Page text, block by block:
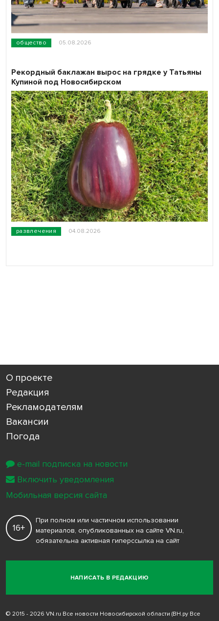
общество 05.08.2026
развлечения 04.08.2026
Рекордный баклажан вырос на грядке у Татьяны
Купиной под Новосибирском
О проекте
Редакция
Рекламодателям
Вакансии
Погода
НАПИСАТЬ В РЕДАКЦИЮ
16+
При полном или частичном использовании
материалов, опубликованных на сайте VN.ru,
обязательна активная гиперссылка на сайт
© 2015 - 2026 VN.ru Все новости Новосибирской области (ВН.ру Все
e-mail подписка на новости
Включить уведомления
Мобильная версия сайта